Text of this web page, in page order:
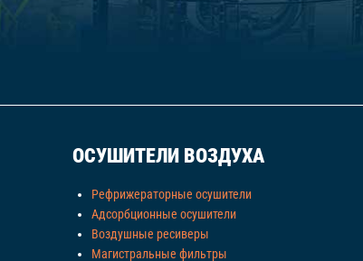
ОСУШИТЕЛИ ВОЗДУХА
Рефрижераторные осушители
Адсорбционные осушители
Воздушные ресиверы
Магистральные фильтры